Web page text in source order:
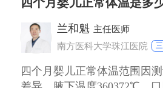
少、精神差），需就医明确病
如蒙脱石散（非抗生素类，
（调节肠道菌群）等。 病毒
毒）：多
四个月婴儿正常体温是多
兰和魁 主任医师
南方医科大学珠江医院
四个月婴儿正常体温范围因